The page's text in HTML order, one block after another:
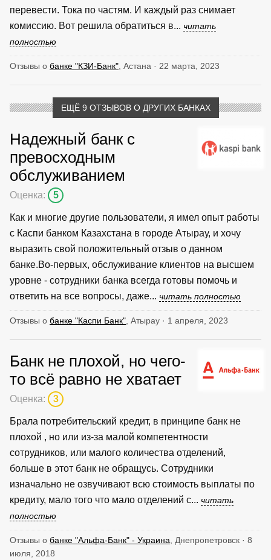
перевести. Тока по частям. И каждый раз снимает
комиссию. Вот решила обратиться в... читать
полностью
Отзывы о банке "КЗИ-Банк" , Астана · 22 марта, 2023
ЕЩЁ 9 ОТЗЫВОВ О ДРУГИХ БАНКАХ
Надежный банк с
превосходным
обслуживанием
Оценка: 5
Как и многие другие пользователи, я имел опыт работы
с Каспи банком Казахстана в городе Атырау, и хочу
выразить свой положительный отзыв о данном
банке.Во-первых, обслуживание клиентов на высшем
уровне - сотрудники банка всегда готовы помочь и
ответить на все вопросы, даже... читать полностью
Отзывы о банке "Каспи Банк" , Атырау · 1 апреля, 2023
Банк не плохой, но чего-
то всё равно не хватает
Оценка: 3
Брала потребительский кредит, в принципе банк не
плохой , но или из-за малой компетентности
сотрудников, или малого количества отделений,
больше в этот банк не обращусь. Сотрудники
изначально не озвучивают всю стоимость выплаты по
кредиту, мало того что мало отделений с... читать
полностью
Отзывы о банке "Альфа-Банк" - Украина , Днепропетровск · 8
июля, 2018